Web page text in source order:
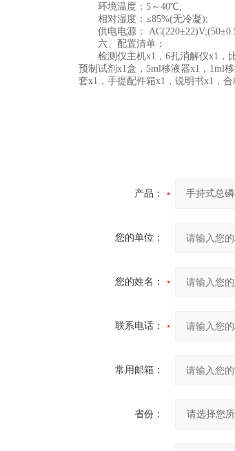
环境温度：5～40℃;
相对湿度：≤85%(无冷凝);
供电电源：
六、配置清单：
检测仪主机x1，6孔消解仪x1，比
预制试剂x1盒，5ml移液器x1，1ml
套x1，手提配件箱x1，说明书x1，
产品：
您的单位：
您的姓名：
联系电话：
常用邮箱：
省份：